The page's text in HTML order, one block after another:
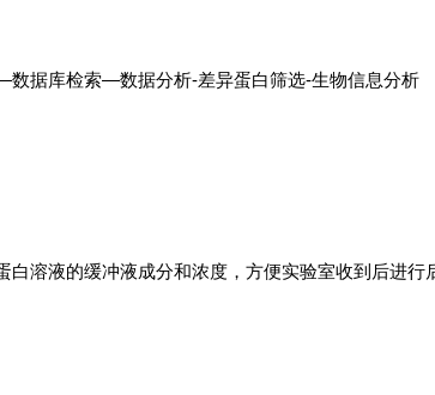
据库检索—数据分析-差异蛋白筛选-生物信息分析
溶液的缓冲液成分和浓度，方便实验室收到后进行